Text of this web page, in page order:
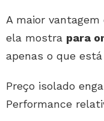
A maior vantagem
ela mostra para
apenas o que
Preço isolado
Performance